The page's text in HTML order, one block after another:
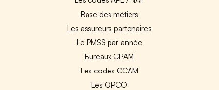
Base des métiers
Les assureurs partenaires
Le PMSS par année
Bureaux CPAM
Les codes CCAM
Les OPCO